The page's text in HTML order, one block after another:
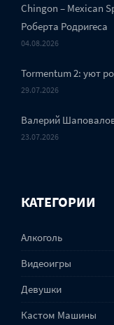
Chingon – Mexican
Роберта Родригеса
04.08.2026
Tormentum 2: уют
29.07.2026
Валерий
23.07.2026
КАТЕГОРИИ
Алкоголь
Видеоигры
Девушки
Кастом Машины